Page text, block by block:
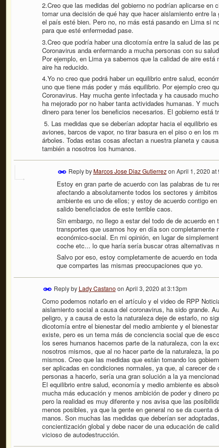
2.Creo que las medidas del gobierno no podrían aplicarse en
tomar una decisión de qué hay que hacer aislamiento entre
el país esté bien. Pero no, no más está pasando en Lima si
para que esté enfermedad pase.
3.Creo que podría haber una dicotomía entre la salud de las
Coronavirus anda enfermando a mucha personas con su
Por ejemplo, en Lima ya sabemos que la calidad de aire
aire ha reducido.
4.Yo no creo que podrá haber un equilibrio entre salud,
uno que tiene más poder y más equilibrio. Por ejemplo creo
Coronavirus. Hay mucha gente infectada y ha causado
ha mejorado por no haber tanta actividades humanas. Y
dinero para tener los beneficios necesarios. El gobierno está
5. Las medidas que se deberían adoptar hacia el equilibrio
aviones, barcos de vapor, no tirar basura en el piso o en los
árboles. Todas estas cosas afectan a nuestra planeta y
también a nosotros los humanos.
Reply byMarcos Jose Diaz Gutierrezon April 1, 2020 at
Estoy en gran parte de acuerdo con las palabras de tu
afectando a absolutamente todos los sectores y
ambiente es uno de ellos; y estoy de acuerdo contigo
salido beneficiados de este terrible caos.
Sin embargo, no llego a estar del todo de de acuerdo
transportes que usamos hoy en día son completamente
económico-social. En mi opinión, en lugar de
coche etc... lo que haría sería buscar otras alternativas
Salvo por eso, estoy completamente de acuerdo en
que compartes las mismas preocupaciones que yo.
Reply by Lady Castano on April 3, 2020 at 3:13pm
Como podemos notarlo en el artículo y el video de RPP
aislamiento social a causa del coronavirus, ha sido grande.
peligro, y a causa de esto la naturaleza deje de estarlo, no
dicotomía entre el bienestar del medio ambiente y el
existe, pero es un tema más de conciencia social que de
los seres humanos hacemos parte de la naturaleza, con la
nosotros mismos, que al no hacer parte de la naturaleza, la
mismos. Creo que las medidas que están tomando los
ser aplicadas en condiciones normales, ya que, al carecer
personas a hacerlo, sería una gran solución a la ya
El equilibrio entre salud, economía y medio ambiente es
mucha más educación y menos ambición de poder y dinero
pero la realidad es muy diferente y nos avisa que las
menos posibles, ya que la gente en general no se da cuenta
manos. Son muchas las medidas que deberían ser
concientización global y debe nacer de una educación de
vicioso de autodestrucción.